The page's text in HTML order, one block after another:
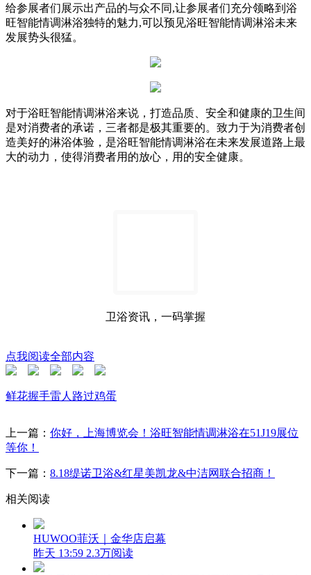
给参展者们展示出产品的与众不同,让参展者们充分领略到浴
旺智能情调淋浴独特的魅力,可以预见浴旺智能情调淋浴未来
发展势头很猛。
对于浴旺智能情调淋浴来说，打造品质、安全和健康的卫生间
是对消费者的承诺，三者都是极其重要的。致力于为消费者创
造美好的淋浴体验，是浴旺智能情调淋浴在未来发展道路上最
大的动力，使得消费者用的放心，用的安全健康。
卫浴资讯，一码掌握
点我阅读全部内容
鲜花握手雷人 路过鸡蛋
上一篇： 你好，上海博览会！浴旺智能情调淋浴在51J19展位
等你！
下一篇： 8.18缇诺卫浴&红星美凯龙&中洁网联合招商！
相关阅读
HUWOO菲沃｜金华店启幕
昨天 13:59 2.3万阅读